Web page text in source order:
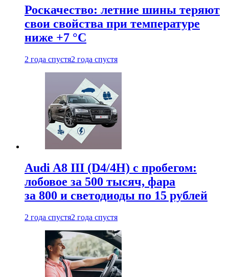
Роскачество: летние шины теряют
свои свойства при температуре
ниже +7 °C
2 года спустя2 года спустя
Audi A8 III (D4/4H) c пробегом:
лобовое за 500 тысяч, фара
за 800 и светодиоды по 15 рублей
2 года спустя2 года спустя